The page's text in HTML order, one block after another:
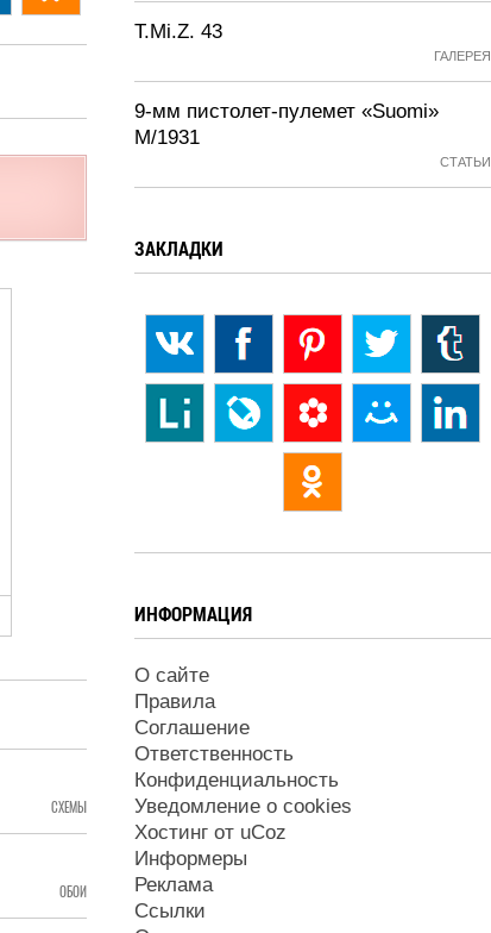
СХЕМЫ
ОБОИ
T.Mi.Z. 43
ГАЛЕРЕЯ
9-мм пистолет-пулемет «Suomi»
М/1931
СТАТЬИ
ЗАКЛАДКИ
ИНФОРМАЦИЯ
О сайте
Правила
Соглашение
Ответственность
Конфиденциальность
Уведомление о cookies
Хостинг от uCoz
Информеры
Реклама
Ссылки